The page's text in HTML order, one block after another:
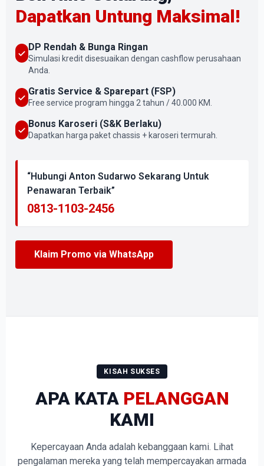
Dapatkan Untung Maksimal!
DP Rendah & Bunga Ringan
Simulasi kredit disesuaikan dengan cashflow perusahaan
Anda.
Gratis Service & Sparepart (FSP)
Free service program hingga 2 tahun / 40.000 KM.
Bonus Karoseri (S&K Berlaku)
Dapatkan harga paket chassis + karoseri termurah.
“Hubungi Anton Sudarwo Sekarang Untuk
Penawaran Terbaik”
0813-1103-2456
Klaim Promo via WhatsApp
KISAH SUKSES
APA KATA PELANGGAN
KAMI
Kepercayaan Anda adalah kebanggaan kami. Lihat
pengalaman mereka yang telah mempercayakan armada